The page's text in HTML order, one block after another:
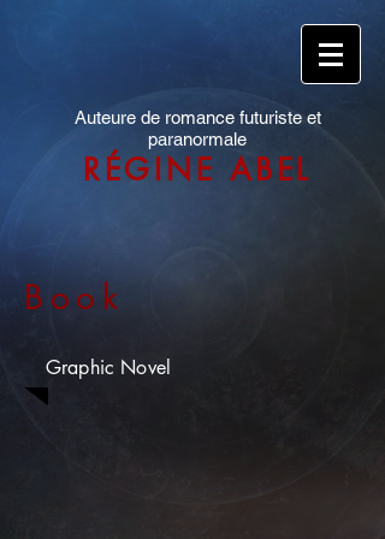
Auteure de romance futuriste et
paranormale
RÉGINE ABEL
Book
Graphic Novel